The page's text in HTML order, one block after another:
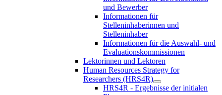
und Bewerber
Informationen für
Stelleninhaberinnen und
Stelleninhaber
Informationen für die Auswahl- und
Evaluationskommissionen
Lektorinnen und Lektoren
Human Resources Strategy for
Researchers (HRS4R)
HRS4R - Ergebnisse der initialen